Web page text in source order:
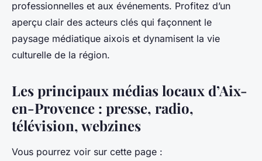
professionnelles et aux événements. Profitez d’un
aperçu clair des acteurs clés qui façonnent le
paysage médiatique aixois et dynamisent la vie
culturelle de la région.
Les principaux médias locaux d’Aix-
en-Provence : presse, radio,
télévision, webzines
Vous pourrez voir sur cette page :